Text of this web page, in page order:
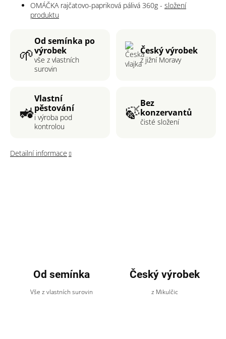
OMÁČKA rajčatovo-papriková pálivá 360g - složení
produktu
🌱
Od semínka po
výrobek
vše z vlastních
surovin
Český výrobek
z jižní Moravy
🚜
Vlastní
pěstování
i výroba pod
kontrolou
🍃Bez
konzervantů
čisté složení
Detailní informace
Od semínka
Vše z vlastních surovin
Český výrobek
z Mikulčic